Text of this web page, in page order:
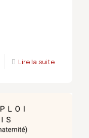
Lire la suite